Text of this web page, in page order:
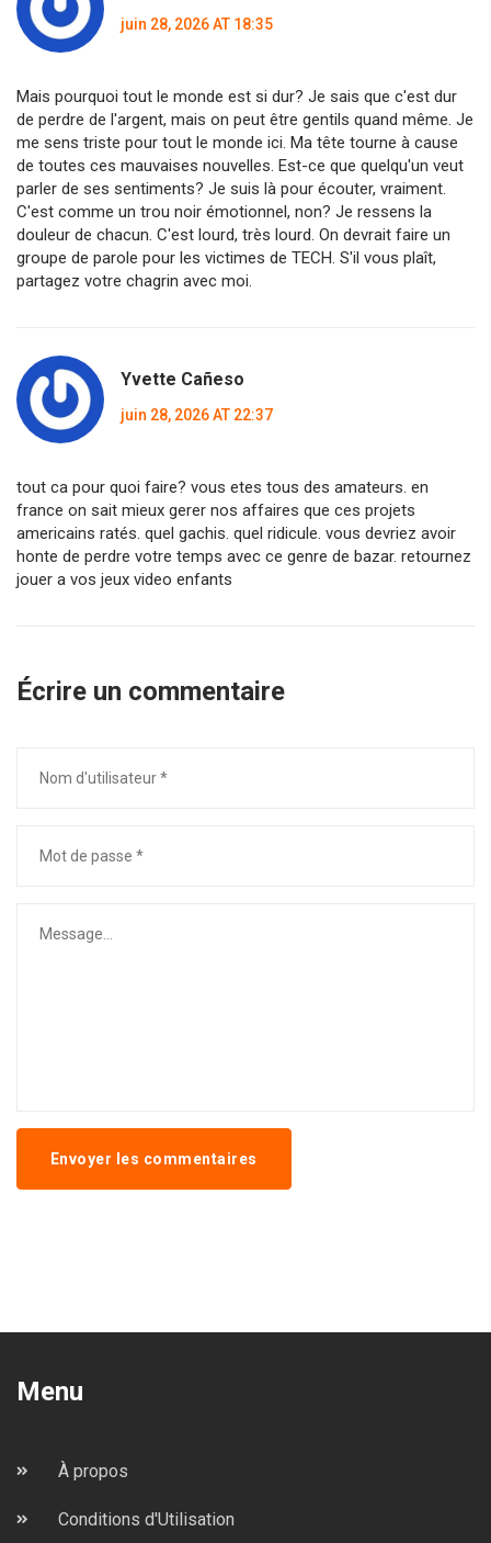
juin 28, 2026 AT 18:35
Mais pourquoi tout le monde est si dur? Je sais que c'est dur
de perdre de l'argent, mais on peut être gentils quand même. Je
me sens triste pour tout le monde ici. Ma tête tourne à cause
de toutes ces mauvaises nouvelles. Est-ce que quelqu'un veut
parler de ses sentiments? Je suis là pour écouter, vraiment.
C'est comme un trou noir émotionnel, non? Je ressens la
douleur de chacun. C'est lourd, très lourd. On devrait faire un
groupe de parole pour les victimes de TECH. S'il vous plaît,
partagez votre chagrin avec moi.
Yvette Cañeso
juin 28, 2026 AT 22:37
tout ca pour quoi faire? vous etes tous des amateurs. en
france on sait mieux gerer nos affaires que ces projets
americains ratés. quel gachis. quel ridicule. vous devriez avoir
honte de perdre votre temps avec ce genre de bazar. retournez
jouer a vos jeux video enfants
Écrire un commentaire
Envoyer les commentaires
Menu
À propos
Conditions d'Utilisation